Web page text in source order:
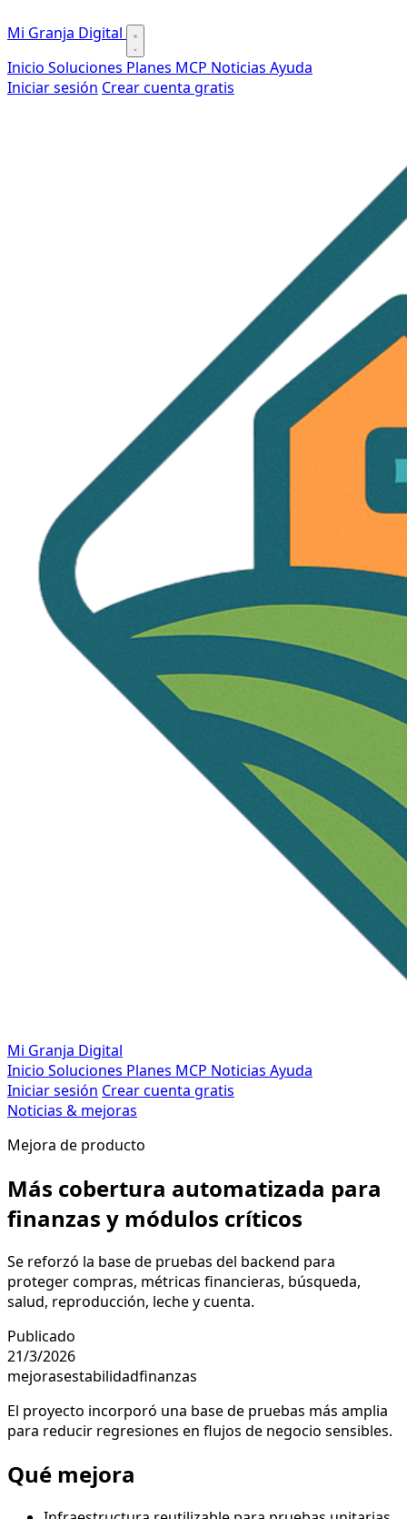
Mi Granja Digital
Inicio Soluciones Planes MCP Noticias Ayuda
Iniciar sesión Crear cuenta gratis
Mi Granja Digital
Inicio Soluciones Planes MCP Noticias Ayuda
Iniciar sesión Crear cuenta gratis
Noticias & mejoras
Mejora de producto
Más cobertura automatizada para
finanzas y módulos críticos
Se reforzó la base de pruebas del backend para
proteger compras, métricas financieras, búsqueda,
salud, reproducción, leche y cuenta.
Publicado
21/3/2026
mejorasestabilidadfinanzas
El proyecto incorporó una base de pruebas más amplia
para reducir regresiones en flujos de negocio sensibles.
Qué mejora